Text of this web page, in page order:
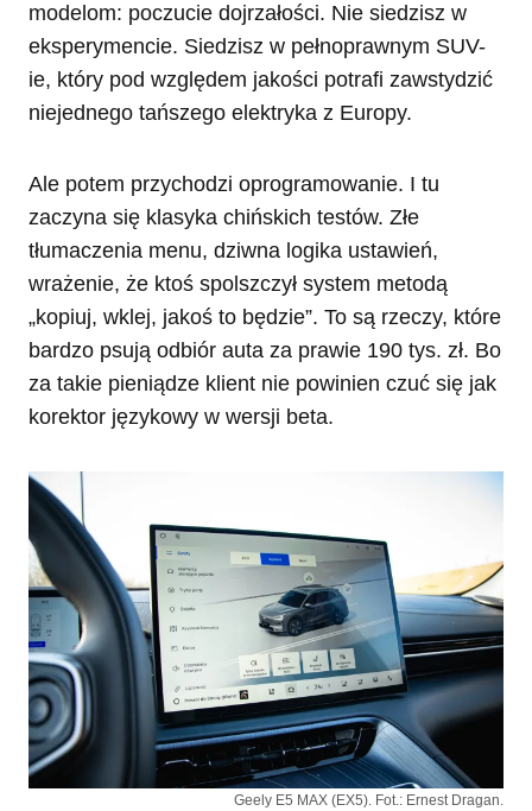
modelom: poczucie dojrzałości. Nie siedzisz w
eksperymencie. Siedzisz w pełnoprawnym SUV-
ie, który pod względem jakości potrafi zawstydzić
niejednego tańszego elektryka z Europy.
Ale potem przychodzi oprogramowanie. I tu
zaczyna się klasyka chińskich testów. Złe
tłumaczenia menu, dziwna logika ustawień,
wrażenie, że ktoś spolszczył system metodą
„kopiuj, wklej, jakoś to będzie”. To są rzeczy, które
bardzo psują odbiór auta za prawie 190 tys. zł. Bo
za takie pieniądze klient nie powinien czuć się jak
korektor językowy w wersji beta.
Geely E5 MAX (EX5). Fot.: Ernest Dragan.